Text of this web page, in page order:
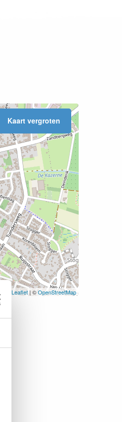
Kaart vergroten
Leaflet| ©OpenStreetMap